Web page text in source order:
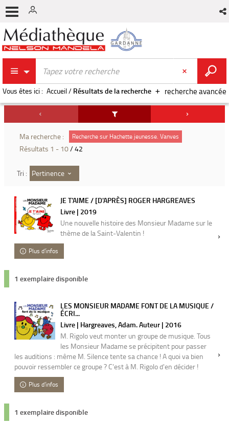
recherche avancée
Vous êtes ici : Accueil/ Résultats de la recherche
Ma recherche : Recherche sur Hachette jeunesse. Vanves
Résultats 1 - 10/ 42
Tri : Pertinence
JE T'AIME / [D'APRÈS] ROGER HARGREAVES
Livre | 2019
Une nouvelle histoire des Monsieur Madame sur le
thème de la Saint-Valentin !
Plus d'infos
1 exemplaire disponible
LES MONSIEUR MADAME FONT DE LA MUSIQUE /
ÉCRI...
Livre | Hargreaves, Adam. Auteur | 2016
M. Rigolo veut monter un groupe de musique. Tous
les Monsieur Madame se précipitent pour passer
les auditions : même M. Silence tente sa chance ! A quoi va bien
pouvoir ressembler ce groupe ? C'est à M. Rigolo d'en décider !
Plus d'infos
1 exemplaire disponible